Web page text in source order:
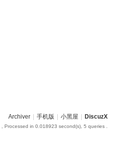
Archiver 手机版 小黑屋 DiscuzX
, Processed in 0.018923 second(s), 5 queries .